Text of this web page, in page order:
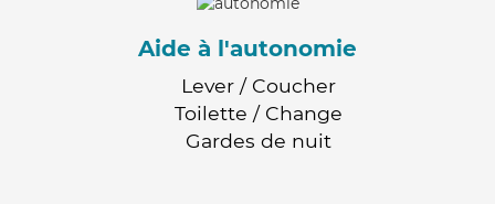
Aide à l'autonomie
Lever / Coucher
Toilette / Change
Gardes de nuit